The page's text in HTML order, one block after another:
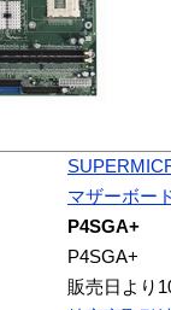
マザーボー
P4SGA+
P4SGA+
販売日より